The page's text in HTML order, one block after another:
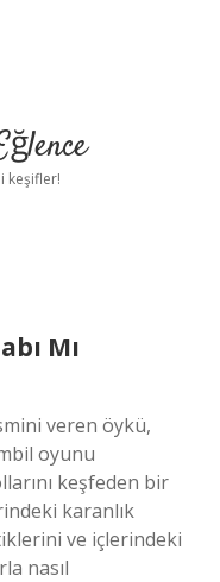
keşifler!
Mı
veren öykü,
oyunu
keşfeden bir
karanlık
ve içlerindeki
nasıl